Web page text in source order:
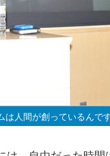
は人間が創っているんで